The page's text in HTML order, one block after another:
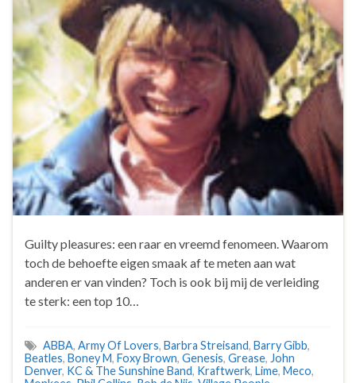
Guilty pleasures: een raar en vreemd fenomeen. Waarom
toch de behoefte eigen smaak af te meten aan wat
anderen er van vinden? Toch is ook bij mij de verleiding
te sterk: een top 10…
ABBA, Army Of Lovers, Barbra Streisand, Barry Gibb,
Beatles, Boney M, Foxy Brown, Genesis, Grease, John
Denver, KC & The Sunshine Band, Kraftwerk, Lime, Meco,